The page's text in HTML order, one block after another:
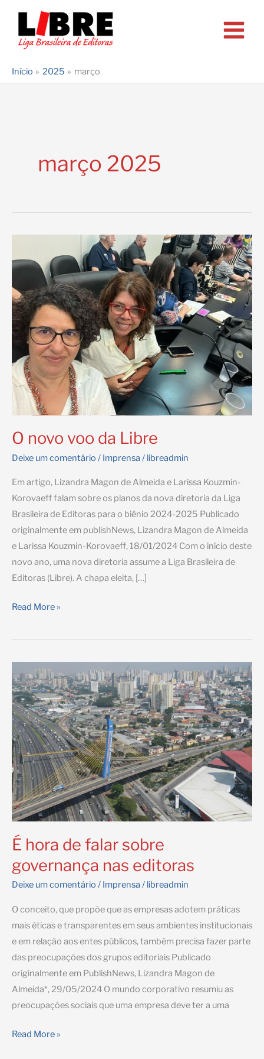
Início
2025 março
março 2025
O novo voo da Libre
Deixe um comentário / Imprensa / libreadmin
Em artigo, Lizandra Magon de Almeida e Larissa Kouzmin-
Korovaeff falam sobre os planos da nova diretoria da Liga
Brasileira de Editoras para o biênio 2024-2025 Publicado
originalmente em publishNews, Lizandra Magon de Almeida
e Larissa Kouzmin-Korovaeff, 18/01/2024 Com o início deste
novo ano, uma nova diretoria assume a Liga Brasileira de
Editoras (Libre). A chapa eleita, […]
O
voo
Read More »
É hora de falar sobre
governança nas editoras
Deixe um comentário / Imprensa / libreadmin
O conceito, que propõe que as empresas adotem práticas
mais éticas e transparentes em seus ambientes institucionais
e em relação aos entes públicos, também precisa fazer parte
das preocupações dos grupos editoriais Publicado
originalmente em PublishNews, Lizandra Magon de
Almeida*, 29/05/2024 O mundo corporativo resumiu as
preocupações sociais que uma empresa deve ter a uma
É
Read More »